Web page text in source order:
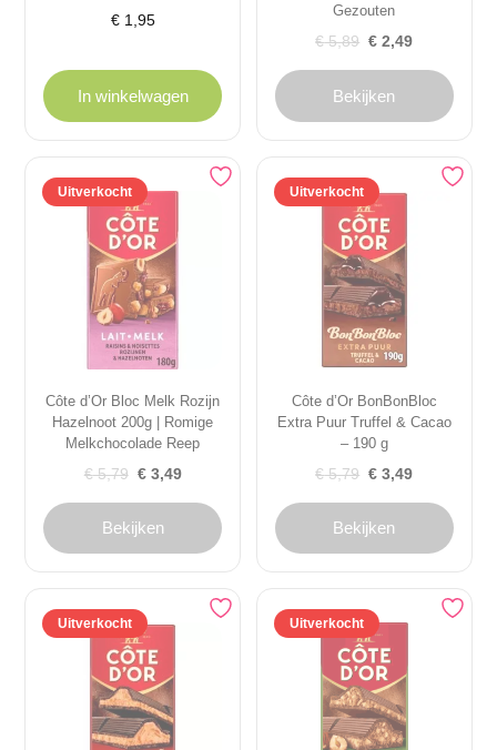
€1,95
In winkelwagen
Gezouten
€5,89
Oorspronkelijke
€ 5,89.
€ 2,49
Huidige
€ 2,49.
Bekijken
Uitverkocht
Côte d’Or Bloc Melk Rozijn
Hazelnoot 200g | Romige
Melkchocolade Reep
€5,79
Oorspronkelijke
€ 5,79.
€3,49
Huidige
€ 3,49.
Bekijken
Uitverkocht
Côte d’Or BonBonBloc
Extra Puur Truffel & Cacao
– 190 g
€5,79
Oorspronkelijke
€ 5,79.
€ 3,49
Huidige
€ 3,49.
Bekijken
Uitverkocht Uitverkocht